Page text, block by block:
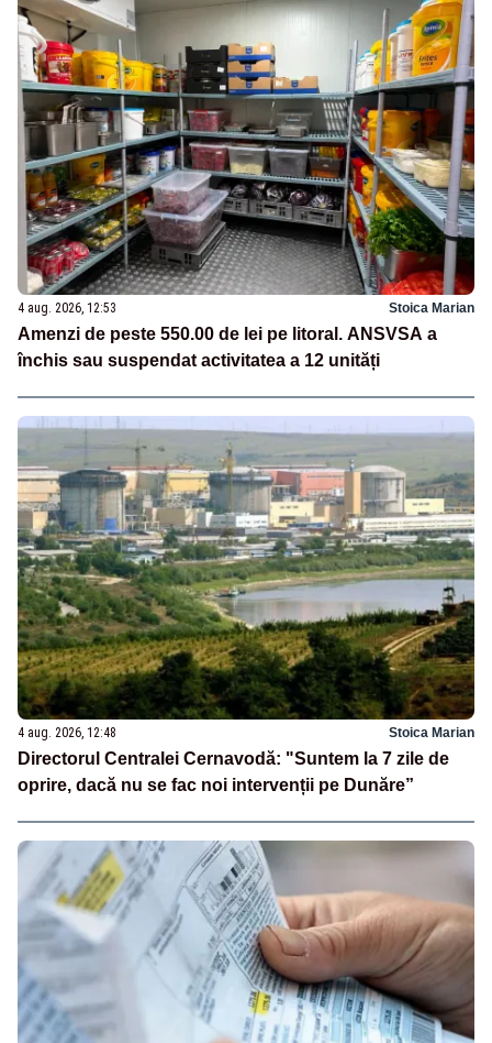
4 aug. 2026, 12:53 Stoica Marian
Amenzi de peste 550.00 de lei pe litoral. ANSVSA a
închis sau suspendat activitatea a 12 unități
4 aug. 2026, 12:48 Stoica Marian
Directorul Centralei Cernavodă: "Suntem la 7 zile de
oprire, dacă nu se fac noi intervenții pe Dunăre”